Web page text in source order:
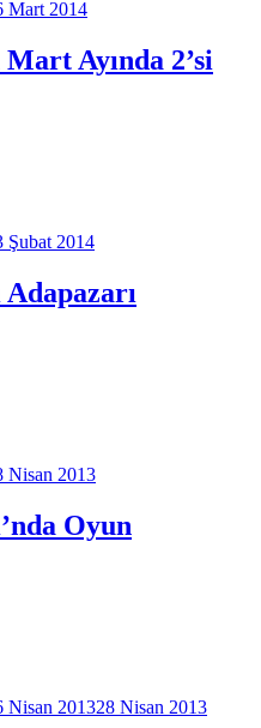
Mart 2014
Ayında 2’si
Şubat 2014
Nisan 2013
Oyun
Nisan 201328 Nisan 2013